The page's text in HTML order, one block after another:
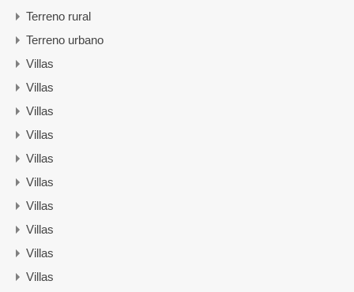
Terreno rural
Terreno urbano
Villas
Villas
Villas
Villas
Villas
Villas
Villas
Villas
Villas
Villas